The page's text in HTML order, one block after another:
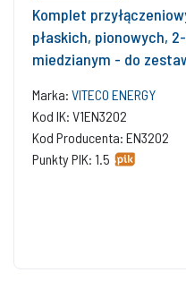
Komplet
płaskich, pionowych,
miedzianym - do
Marka: VITECO ENERGY
Kod IK: V1EN3202
Kod Producenta: EN3202
Punkty PIK: 1.5